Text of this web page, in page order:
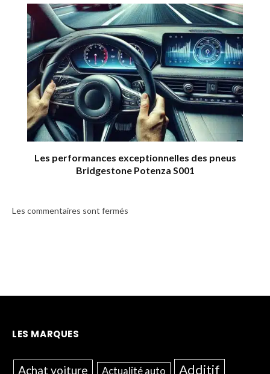
Les performances exceptionnelles des pneus
Bridgestone Potenza S001
Les commentaires sont fermés
LES MARQUES
Achat voiture Actualité auto Additif